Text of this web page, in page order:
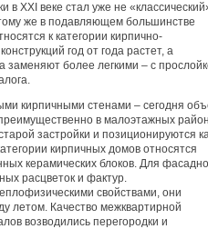
XXI веке стал уже не
же в подавляющем большинстве
к категории кирпично-
год от года растет, а
более легкими – с
кирпичными стенами – сегодня
в малоэтажных
застройки и позиционируются
кирпичных домов относятся
керамических блоков. Для
расцветок и фактур.
свойствами, они
летом. Качество межквартирной
возводились перегородки и